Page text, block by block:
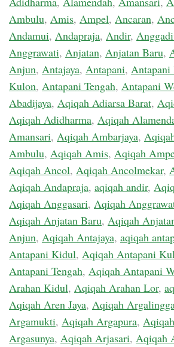
Ambulu, Amis, Ampel, Ancaran,
Andamui, Andapraja, Andir,
Anggrawati, Anjatan, Anjatan Baru,
Anjun, Antajaya, Antapani,
Kulon, Antapani Tengah, Antapani
Abadijaya, Aqiqah Adiarsa Barat,
Aqiqah Adidharma, Aqiqah
Amansari, Aqiqah Ambarjaya,
Ambulu, Aqiqah Amis, Aqiqah
Aqiqah Ancol, Aqiqah Ancolmekar,
Aqiqah Andapraja, aqiqah andir,
Aqiqah Anggasari, Aqiqah
Aqiqah Anjatan Baru, Aqiqah
Anjun, Aqiqah Antajaya, aqiqah
Antapani Kidul, Aqiqah Antapani
Antapani Tengah, Aqiqah Antapani
Arahan Kidul, Aqiqah Arahan Lor,
Aqiqah Aren Jaya, Aqiqah
Argamukti, Aqiqah Argapura,
Argasunya, Aqiqah Arjasari, Aqiqah